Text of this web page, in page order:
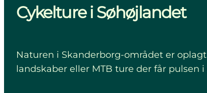
Det sker
Getaway
Planlæg
Cykelture i Søhøjlandet
Naturen i Skanderborg-området er
landskaber eller MTB ture der får pulsen i